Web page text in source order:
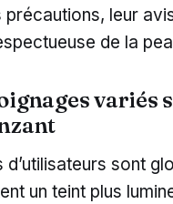
leur
de la
variés
d’utilisateurs sont
un teint plus